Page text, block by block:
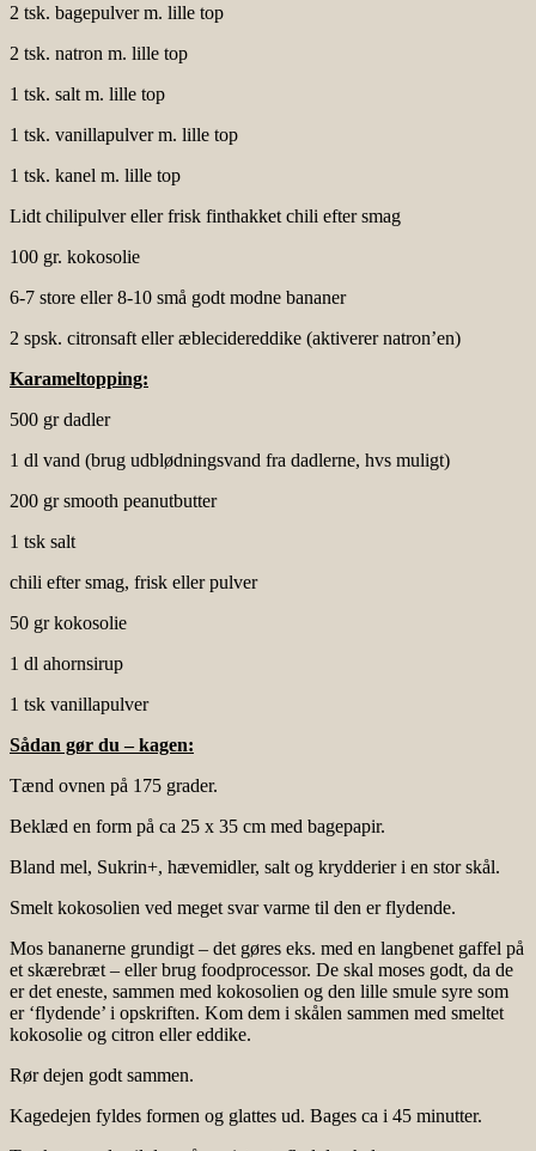
2 tsk. bagepulver m. lille top
2 tsk. natron m. lille top
1 tsk. salt m. lille top
1 tsk. vanillapulver m. lille top
1 tsk. kanel m. lille top
Lidt chilipulver eller frisk finthakket chili efter smag
100 gr. kokosolie
6-7 store eller 8-10 små godt modne bananer
2 spsk. citronsaft eller æblecidereddike (aktiverer natron’en)
Karameltopping:
500 gr dadler
1 dl vand (brug udblødningsvand fra dadlerne, hvs muligt)
200 gr smooth peanutbutter
1 tsk salt
chili efter smag, frisk eller pulver
50 gr kokosolie
1 dl ahornsirup
1 tsk vanillapulver
Sådan gør du – kagen:
Tænd ovnen på 175 grader.
Beklæd en form på ca 25 x 35 cm med bagepapir.
Bland mel, Sukrin+, hævemidler, salt og krydderier i en stor skål.
Smelt kokosolien ved meget svar varme til den er flydende.
Mos bananerne grundigt – det gøres eks. med en langbenet gaffel på
et skærebræt – eller brug foodprocessor. De skal moses godt, da de
er det eneste, sammen med kokosolien og den lille smule syre som
er ‘flydende’ i opskriften. Kom dem i skålen sammen med smeltet
kokosolie og citron eller eddike.
Rør dejen godt sammen.
Kagedejen fyldes formen og glattes ud. Bages ca i 45 minutter.